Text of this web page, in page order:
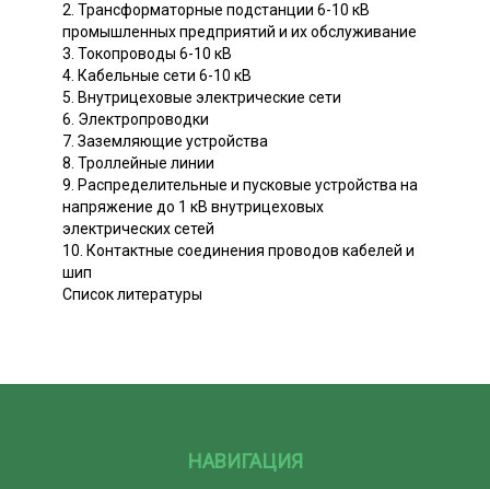
2. Трансформаторные подстанции 6-10 кВ
промышленных предприятий и их обслуживание
3. Токопроводы 6-10 кВ
4. Кабельные сети 6-10 кВ
5. Внутрицеховые электрические сети
6. Электропроводки
7. Заземляющие устройства
8. Троллейные линии
9. Распределительные и пусковые устройства на
напряжение до 1 кВ внутрицеховых
электрических сетей
10. Контактные соединения проводов кабелей и
шип
Список литературы
НАВИГАЦИЯ